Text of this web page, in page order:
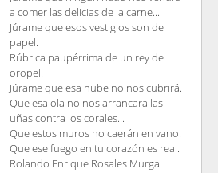
a comer las delicias de la carne...
Júrame que esos vestiglos son de
papel.
Rúbrica paupérrima de un rey de
oropel.
Júrame que esa nube no nos cubrirá.
Que esa ola no nos arrancara las
uñas contra los corales...
Que estos muros no caerán en vano.
Que ese fuego en tu corazón es real.
Rolando Enrique Rosales Murga